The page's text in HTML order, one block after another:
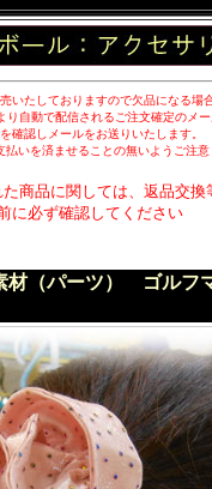
いたしておりますので欠品になる場
り自動で配信されるご注文確定のメ
確認しメールをお送りいたします。
払いを済ませることの無いようご注
商品に関しては、返品交換
に必ず確認してください
材（パーツ） ゴルフ